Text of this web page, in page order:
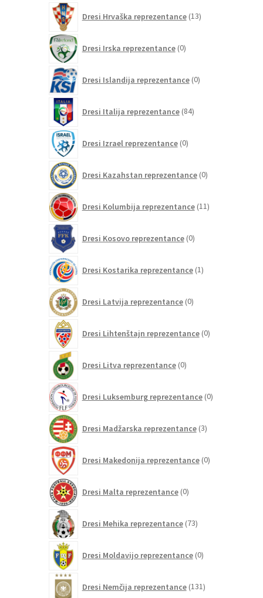
Dresi Hrvaška reprezentance 13izdelkov
Dresi Irska reprezentance 0izdelkov
Dresi Islandija reprezentance 0izdelkov
Dresi Italija reprezentance 84izdelkov
Dresi Izrael reprezentance 0izdelkov
Dresi Kazahstan reprezentance 0izdelkov
Dresi Kolumbija reprezentance 11izdelkov
Dresi Kosovo reprezentance 0izdelkov
Dresi Kostarika reprezentance 1izdelek
Dresi Latvija reprezentance 0izdelkov
Dresi Lihtenštajn reprezentance 0izdelkov
Dresi Litva reprezentance 0izdelkov
Dresi Luksemburg reprezentance 0izdelkov
Dresi Madžarska reprezentance 3izdelki
Dresi Makedonija reprezentance 0izdelkov
Dresi Malta reprezentance 0izdelkov
Dresi Mehika reprezentance 73izdelkov
Dresi Moldavijo reprezentance 0izdelkov
Dresi Nemčija reprezentance 131izdelkov